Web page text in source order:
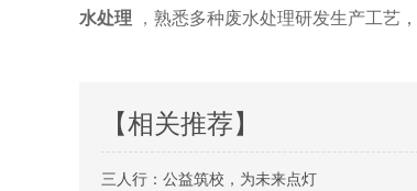
水处理 ， 熟悉多种废水处理研发生产工艺
【相关推荐】
三人行：公益筑校，为未来点灯